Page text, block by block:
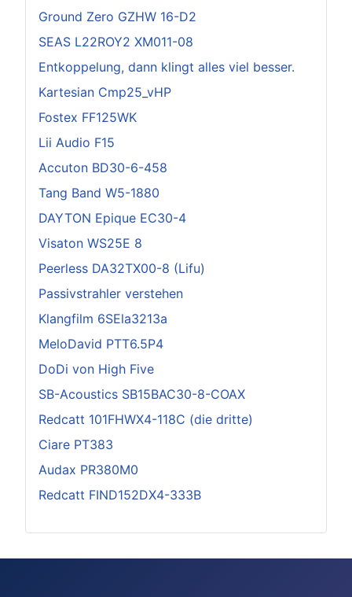
Ground Zero GZHW 16-D2
SEAS L22ROY2 XM011-08
Entkoppelung, dann klingt alles viel besser.
Kartesian Cmp25_vHP
Fostex FF125WK
Lii Audio F15
Accuton BD30-6-458
Tang Band W5-1880
DAYTON Epique EC30-4
Visaton WS25E 8
Peerless DA32TX00-8 (Lifu)
Passivstrahler verstehen
Klangfilm 6SEla3213a
MeloDavid PTT6.5P4
DoDi von High Five
SB-Acoustics SB15BAC30-8-COAX
Redcatt 101FHWX4-118C (die dritte)
Ciare PT383
Audax PR380M0
Redcatt FIND152DX4-333B